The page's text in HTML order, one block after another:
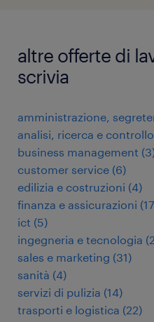
altre offerte di
scrivia
amministrazione,
analisi, ricerca e
business management (3
customer service (6)
edilizia e costruzioni (4)
finanza e assicurazioni (17
ict (5)
ingegneria e tecnologia (
sales e marketing (31)
sanità (4)
servizi di pulizia (14)
trasporti e logistica (22)